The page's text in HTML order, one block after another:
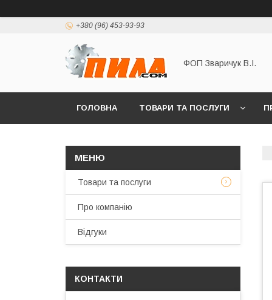
+380 (96) 453-93-93
ФОП Зваричук В.І.
ГОЛОВНА ТОВАРИ ТА ПОСЛУГИ
Товари та послуги
Про компанію
Відгуки
КОНТАКТИ